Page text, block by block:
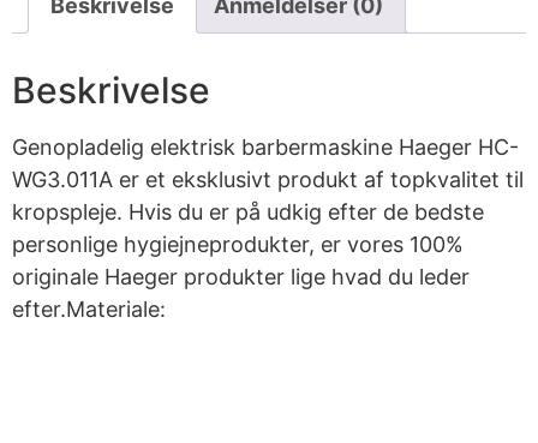
Beskrivelse Anmeldelser (0)
Beskrivelse
Genopladelig elektrisk barbermaskine Haeger HC-
WG3.011A er et eksklusivt produkt af topkvalitet til
kropspleje. Hvis du er på udkig efter de bedste
personlige hygiejneprodukter, er vores 100%
originale Haeger produkter lige hvad du leder
efter.Materiale: